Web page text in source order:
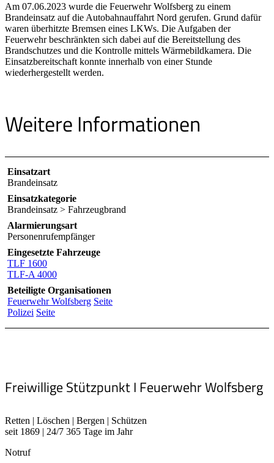
Am 07.06.2023 wurde die Feuerwehr Wolfsberg zu einem
Brandeinsatz auf die Autobahnauffahrt Nord gerufen. Grund dafür
waren überhitzte Bremsen eines LKWs. Die Aufgaben der
Feuerwehr beschränkten sich dabei auf die Bereitstellung des
Brandschutzes und die Kontrolle mittels Wärmebildkamera. Die
Einsatzbereitschaft konnte innerhalb von einer Stunde
wiederhergestellt werden.
Weitere Informationen
Einsatzart
Brandeinsatz
Einsatzkategorie
Brandeinsatz > Fahrzeugbrand
Alarmierungsart
Personenrufempfänger
Eingesetzte Fahrzeuge
TLF 1600
TLF-A 4000
Beteiligte Organisationen
Feuerwehr Wolfsberg Seite
Polizei Seite
Freiwillige Stützpunkt I Feuerwehr Wolfsberg
Retten | Löschen | Bergen | Schützen
seit 1869 | 24/7 365 Tage im Jahr
Notruf